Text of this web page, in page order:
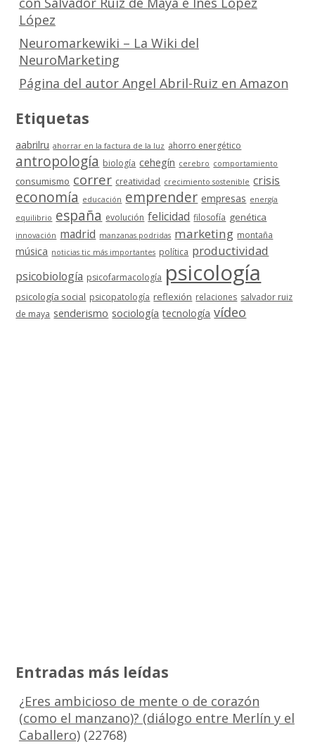
López
Neuromarkewiki – La Wiki del
NeuroMarketing
Página del autor Angel Abril-Ruiz en Amazon
Etiquetas
aabrilru ahorrar en la factura de la luz ahorro energético
antropología biología cehegín cerebro comportamiento
consumismo correr creatividad crecimiento sostenible crisis
economía educación emprender empresas energía
equilibrio españa evolución felicidad filosofía genética
innovación madrid manzanas podridas marketing montaña
música noticias tic más importantes política productividad
psicobiología psicofarmacología psicología
psicología social psicopatología reflexión relaciones salvador ruiz
de maya senderismo sociología tecnología vídeo
Entradas más leídas
¿Eres ambicioso de mente o de corazón
(como el manzano)? (diálogo entre Merlín y el
Caballero)(22768)